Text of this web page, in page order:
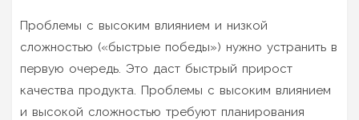
Проблемы с высоким влиянием и низкой
сложностью («быстрые победы») нужно устранить в
первую очередь. Это даст быстрый прирост
качества продукта. Проблемы с высоким влиянием
и высокой сложностью требуют планирования